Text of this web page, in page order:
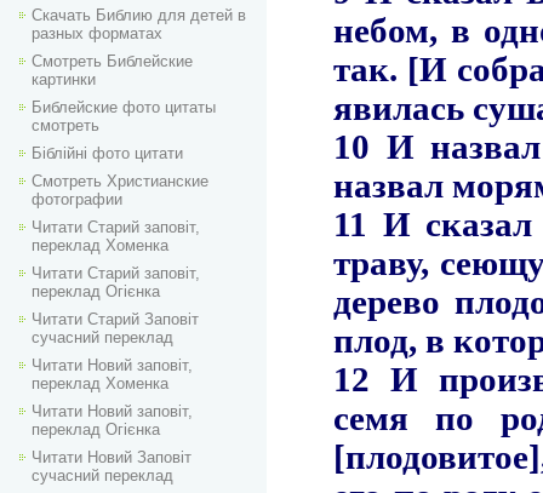
Скачать Библию для детей в
разных форматах
Смотреть Библейские
картинки
Библейские фото цитаты
смотреть
Біблійні фото цитати
Смотреть Христианские
фотографии
Читати Старий заповіт,
переклад Хоменка
Читати Старий заповіт,
переклад Огієнка
Читати Старий Заповіт
сучасний переклад
Читати Новий заповіт,
переклад Хоменка
Читати Новий заповіт,
переклад Огієнка
Читати Новий Заповіт
сучасний переклад